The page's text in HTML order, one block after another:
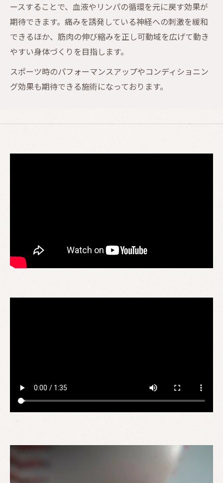
ースすることで、血液やリンパの循環を元に戻す効果が
期待できます。痛みを誘発している神経への刺激を緩和
できるほか、筋肉の伸び縮みを正し可動域を広げて動き
やすい身体づくりを目指します。
スポーツ時のパフォーマンスアップやコンディショニン
グ効果も期待できる施術になっております。